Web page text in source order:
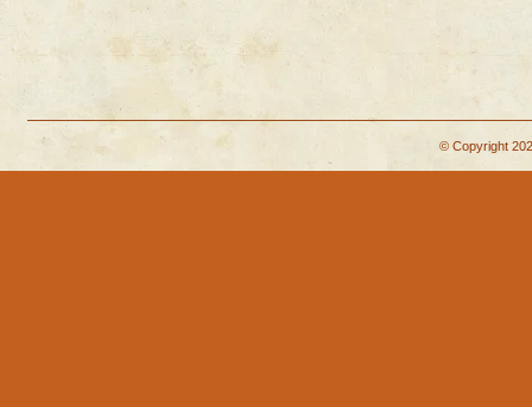
© Copyright